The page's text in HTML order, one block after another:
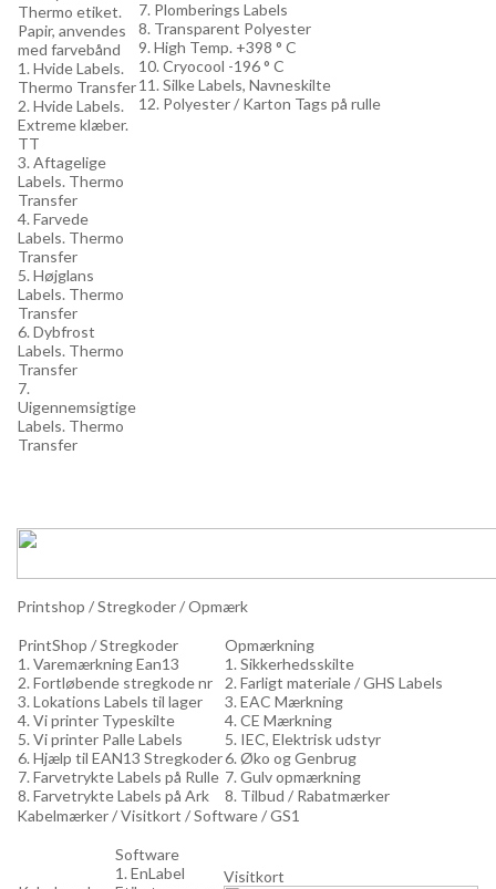
Thermo etiket.
Papir, anvendes
med farvebånd
1. Hvide Labels.
Thermo Transfer
2. Hvide Labels.
Extreme klæber.
TT
3. Aftagelige
Labels. Thermo
Transfer
4. Farvede
Labels. Thermo
Transfer
5. Højglans
Labels. Thermo
Transfer
6. Dybfrost
Labels. Thermo
Transfer
7.
Uigennemsigtige
Labels. Thermo
Transfer
7. Plomberings Labels
8. Transparent Polyester
9. High Temp. +398 ° C
10. Cryocool -196 ° C
11. Silke Labels, Navneskilte
12. Polyester / Karton Tags på rulle
Printshop / Stregkoder / Opmærk
PrintShop / Stregkoder
1. Varemærkning Ean13
2. Fortløbende stregkode nr
3. Lokations Labels til lager
4. Vi printer Typeskilte
5. Vi printer Palle Labels
6. Hjælp til EAN13 Stregkoder
7. Farvetrykte Labels på Rulle
8. Farvetrykte Labels på Ark
Opmærkning
1. Sikkerhedsskilte
2. Farligt materiale / GHS Labels
3. EAC Mærkning
4. CE Mærkning
5. IEC, Elektrisk udstyr
6. Øko og Genbrug
7. Gulv opmærkning
8. Tilbud / Rabatmærker
Kabelmærker / Visitkort / Software / GS1
Software
1. EnLabel
Visitkort